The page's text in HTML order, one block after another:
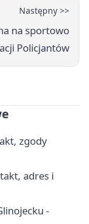
Następny >>
na sportowo
Policjantów
zgody
adres i
-